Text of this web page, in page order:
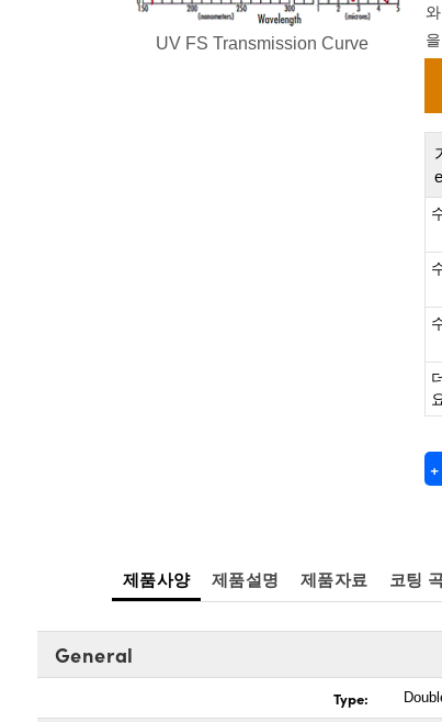
UV FS Transmission Curve
제품사양 제품설명 제품자료 코팅
General
Type: